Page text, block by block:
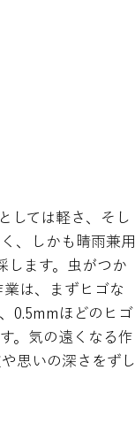
しては軽さ、そし
、しかも晴雨兼用
します。虫がつか
は、まずヒゴな
0.5mmほどのヒゴ
。気の遠くなる作
思いの深さをずし